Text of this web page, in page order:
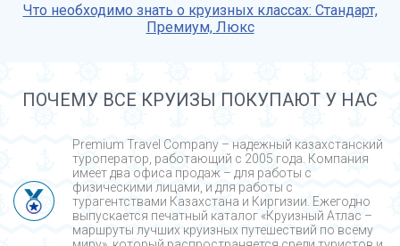
Что необходимо знать о круизных классах: Стандарт,
Премиум, Люкс
ПОЧЕМУ ВСЕ КРУИЗЫ ПОКУПАЮТ У НАС
Premium Travel Company – надежный казахстанский
туроператор, работающий с 2005 года. Компания
имеет два офиса продаж – для работы с
физическими лицами, и для работы с
турагентствами Казахстана и Киргизии. Ежегодно
выпускается печатный каталог «Круизный Атлас –
маршруты лучших круизных путешествий по всему